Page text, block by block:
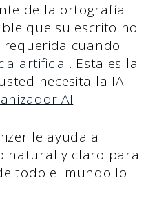
de la ortografía
que su escrito no
cuando
artificial. Esta es la
necesita la IA
AI.
le ayuda a
natural y claro para
todo el mundo lo